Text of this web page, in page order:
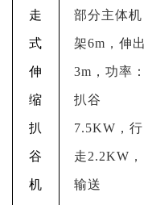
走
式
伸
缩
扒
谷
机
部分主体机
架6m，伸出
3m，功率：
扒谷
7.5KW，行
走2.2KW，
输送